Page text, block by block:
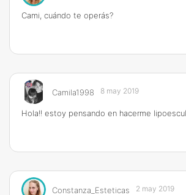
Cami, cuándo te operás?
Camila1998 8 may 2019
Hola!! estoy pensando en hacerme
Constanza_Esteticas 2 may 2019